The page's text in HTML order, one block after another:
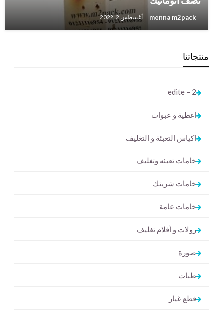
menna m2pack أغسطس 2, 2022
منتجاتنا
2 – edite
اغطية و عبوات
اكياس التعبئة و التغليف
خامات تعبئه وتغليف
خامات شرينك
خامات عامة
رولات و أفلام تغليف
صورة
طبات
قطع غيار